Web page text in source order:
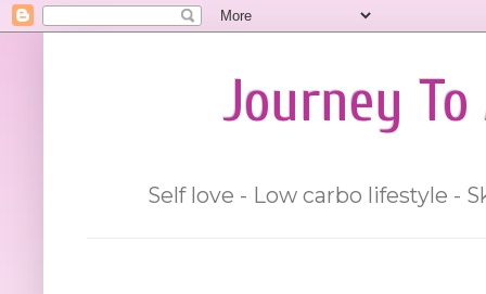
Journey
Self love - Low carbo lifestyle -